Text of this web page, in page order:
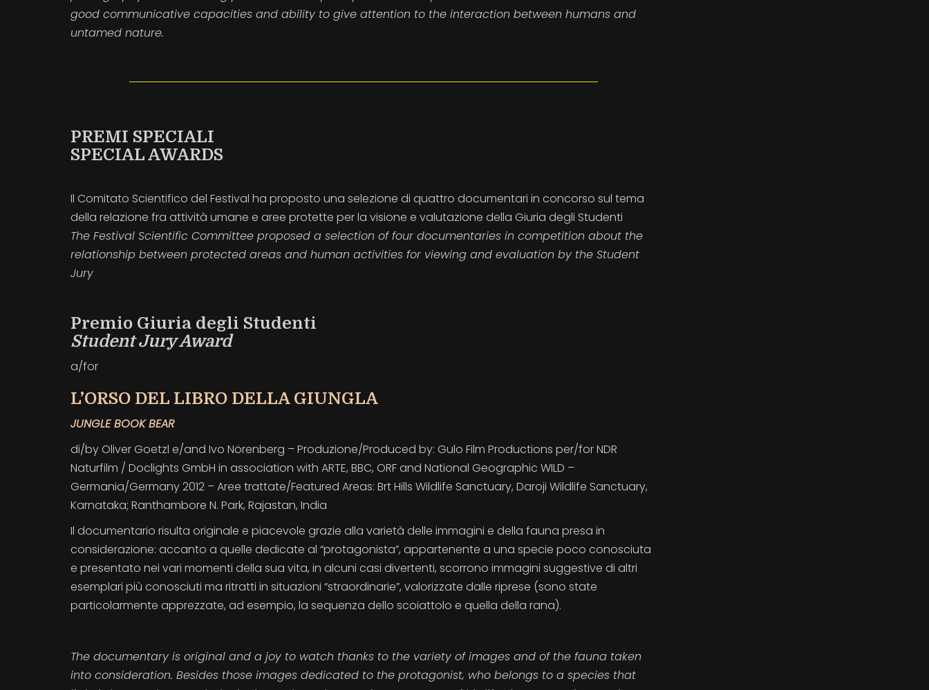
good communicative capacities and ability to give attention to the interaction between humans and
untamed nature.
PREMI SPECIALI
SPECIAL AWARDS
Il Comitato Scientifico del Festival ha proposto una selezione di quattro documentari in concorso sul tema
della relazione fra attività umane e aree protette per la visione e valutazione della Giuria degli Studenti
The Festival Scientific Committee proposed a selection of four documentaries in competition about the
relationship between protected areas and human activities for viewing and evaluation by the Student
Jury
Premio Giuria degli Studenti
Student Jury Award
a/for
L’ORSO DEL LIBRO DELLA GIUNGLA
JUNGLE BOOK BEAR
di/by Oliver Goetzl e/and Ivo Nörenberg – Produzione/Produced by: Gulo Film Productions per/for NDR
Naturfilm / Doclights GmbH in association with ARTE, BBC, ORF and National Geographic WILD –
Germania/Germany 2012 – Aree trattate/Featured Areas: Brt Hills Wildlife Sanctuary, Daroji Wildlife Sanctuary,
Karnataka; Ranthambore N. Park, Rajastan, India
Il documentario risulta originale e piacevole grazie alla varietà delle immagini e della fauna presa in
considerazione: accanto a quelle dedicate al “protagonista”, appartenente a una specie poco conosciuta
e presentato nei vari momenti della sua vita, in alcuni casi divertenti, scorrono immagini suggestive di altri
esemplari più conosciuti ma ritratti in situazioni “straordinarie”, valorizzate dalle riprese (sono state
particolarmente apprezzate, ad esempio, la sequenza dello scoiattolo e quella della rana).
The documentary is original and a joy to watch thanks to the variety of images and of the fauna taken
into consideration. Besides those images dedicated to the protagonist, who belongs to a species that